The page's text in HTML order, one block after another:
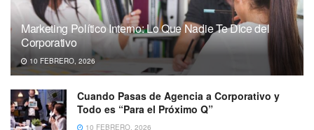
Marketing Político Interno: Lo Que Nadie Te Dice del
Corporativo
10 FEBRERO, 2026
Cuando Pasas de Agencia a Corporativo y
Todo es “Para el Próximo Q”
10 FEBRERO, 2026